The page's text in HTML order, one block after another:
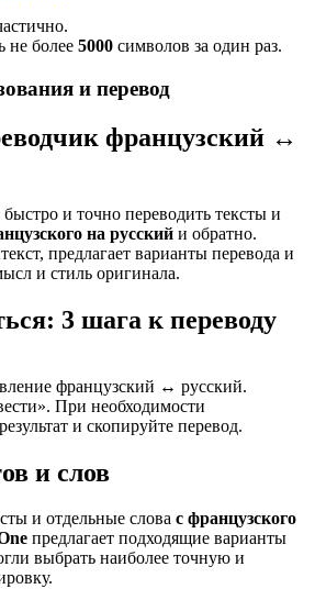
не более 5000 символов за один раз.
и перевод
французский ↔
и точно переводить тексты и
на русский и обратно.
предлагает варианты перевода и
и стиль оригинала.
3 шага к переводу
французский ↔ русский.
При необходимости
и скопируйте перевод.
и слов
и отдельные слова с французского
предлагает подходящие варианты
выбрать наиболее точную и